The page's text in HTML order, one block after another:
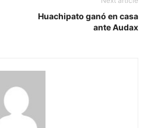
Huachipato ganó en casa
ante Audax